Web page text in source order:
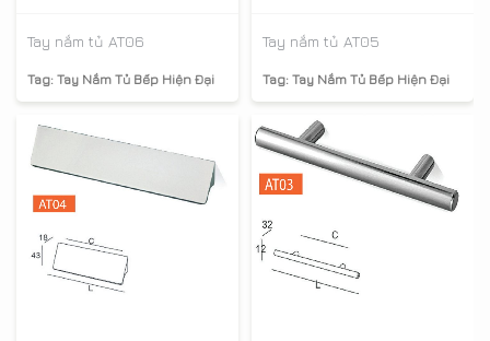
Tay nắm tủ AT06
Tag: Tay Nắm Tủ Bếp Hiện Đại
Tay nắm tủ AT05
Tag: Tay Nắm Tủ Bếp Hiện Đại